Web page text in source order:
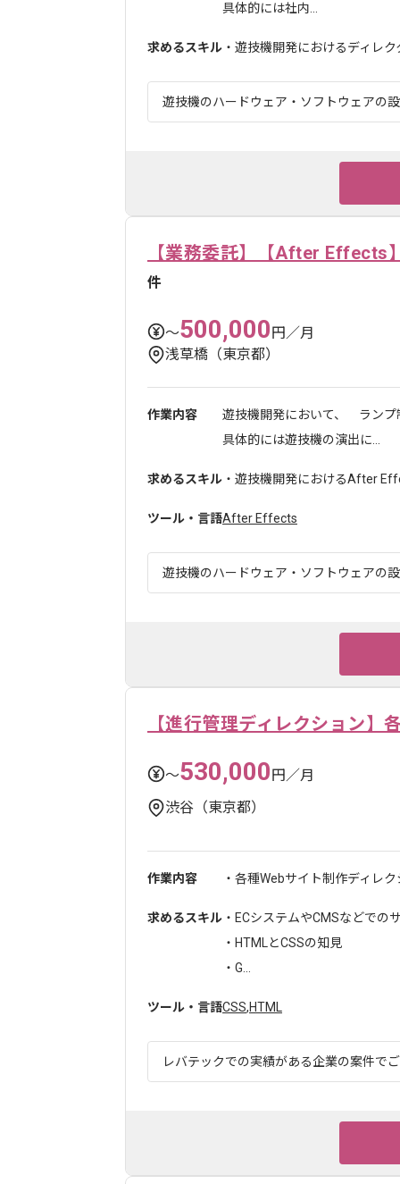
具体的には社内...
求めるスキル ・遊技機開発におけるディレ
遊技機のハードウェア・ソフトウェアの
【業務委託】【After Effects
件
〜500,000円／月
浅草橋（東京都）
作業内容
遊技機開発において、 ランプ
具体的には遊技機の演出に...
求めるスキル ・遊技機開発におけるAfter
ツール・言語After Effects
遊技機のハードウェア・ソフトウェアの
【進行管理ディレクション】
〜530,000円／月
渋谷（東京都）
作業内容 ・各種Webサイト制作ディレ
求めるスキル ・ECシステムやCMSなどでの
・HTMLとCSSの知見
・G...
ツール・言語CSS,HTML
レバテックでの実績がある企業の案件で